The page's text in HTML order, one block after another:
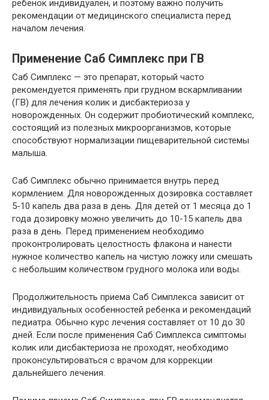
ребенок индивидуален, и поэтому важно получить
рекомендации от медицинского специалиста перед
началом лечения.
Применение Саб Симплекс при ГВ
Саб Симплекс — это препарат, который часто
рекомендуется применять при грудном вскармливании
(ГВ) для лечения колик и дисбактериоза у
новорожденных. Он содержит пробиотический комплекс,
состоящий из полезных микроорганизмов, которые
способствуют нормализации пищеварительной системы
малыша.
Саб Симплекс обычно принимается внутрь перед
кормлением. Для новорожденных дозировка составляет
5-10 капель два раза в день. Для детей от 1 месяца до 1
года дозировку можно увеличить до 10-15 капель два
раза в день. Перед применением необходимо
проконтролировать целостность флакона и нанести
нужное количество капель на чистую ложку или смешать
с небольшим количеством грудного молока или воды.
Продолжительность приема Саб Симплекса зависит от
индивидуальных особенностей ребенка и рекомендаций
педиатра. Обычно курс лечения составляет от 10 до 30
дней. Если после применения Саб Симплекса симптомы
колик или дисбактериоза не проходят, необходимо
проконсультироваться с врачом для коррекции
дальнейшего лечения.